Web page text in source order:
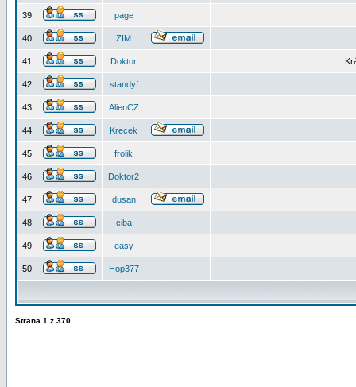
39 page
40 ZIM
41 Doktor
42 standyf
43 AlienCZ
44 Krecek
45 frolik
46 Doktor2
47 dusan
48 ciba
49 easy
50 Hop377
Strana 1 z 370